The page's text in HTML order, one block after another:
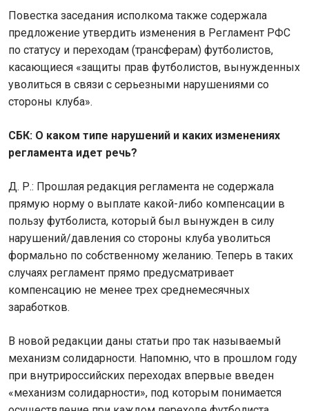
Повестка заседания исполкома также содержала
предложение утвердить изменения в Регламент РФС
по статусу и переходам (трансферам) футболистов,
касающиеся «защиты прав футболистов, вынужденных
уволиться в связи с серьезными нарушениями со
стороны клуба».
СБК: О каком типе нарушений и каких изменениях
регламента идет речь?
Д. Р.: Прошлая редакция регламента не содержала
прямую норму о выплате какой-либо компенсации в
пользу футболиста, который был вынужден в силу
нарушений/давления со стороны клуба уволиться
формально по собственному желанию. Теперь в таких
случаях регламент прямо предусматривает
компенсацию не менее трех среднемесячных
заработков.
В новой редакции даны статьи про так называемый
механизм солидарности. Напомню, что в прошлом году
при внутрироссийских переходах впервые введен
«механизм солидарности», под которым понимается